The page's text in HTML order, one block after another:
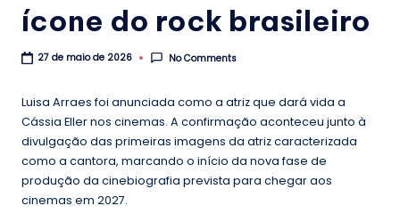
ícone do rock brasileiro
27 de maio de 2026 No Comments
Luisa Arraes foi anunciada como a atriz que dará vida a
Cássia Eller nos cinemas. A confirmação aconteceu junto à
divulgação das primeiras imagens da atriz caracterizada
como a cantora, marcando o início da nova fase de
produção da cinebiografia prevista para chegar aos
cinemas em 2027.